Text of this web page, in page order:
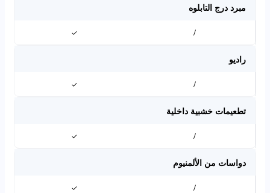
مبرد درج التابلوه
/
✓
راديو
/
✓
تطعيمات خشبية داخلية
/
✓
دواسات من الألمنيوم
/
✓